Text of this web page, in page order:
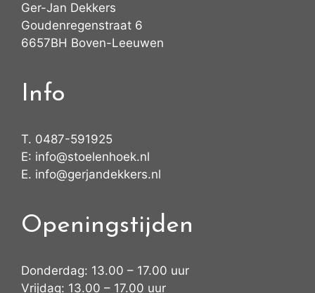
Ger-Jan Dekkers
Goudenregenstraat 6
6657BH Boven-Leeuwen
Info
T. 0487-591925
E: info@stoelenhoek.nl
E. info@gerjandekkers.nl
Openingstijden
Donderdag: 13.00 – 17.00 uur
Vrijdag: 13.00 – 17.00 uur